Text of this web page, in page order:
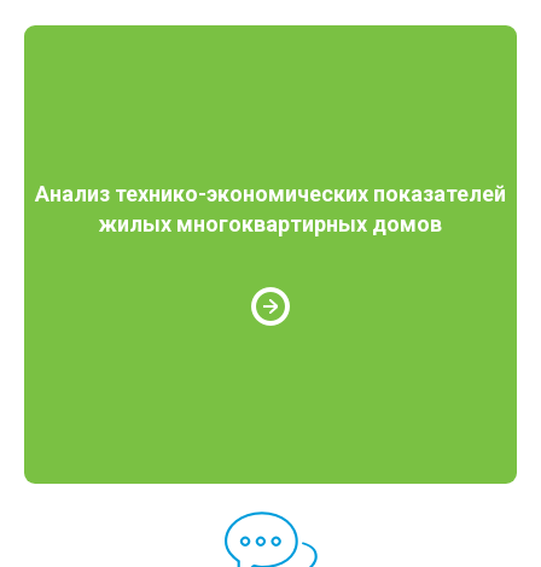
Анализ технико-экономических показателей
жилых многоквартирных домов